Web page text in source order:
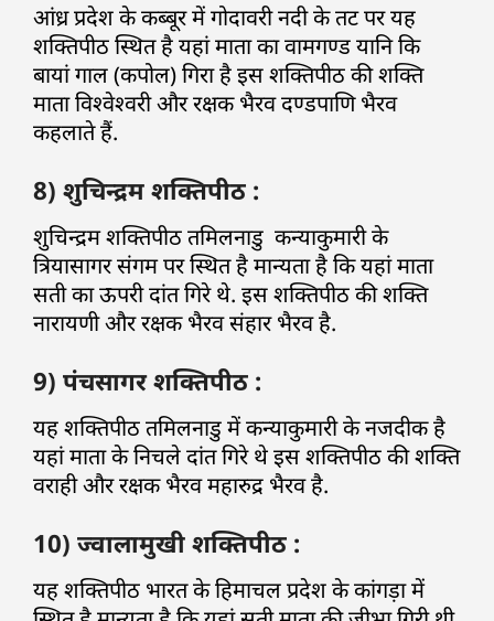
आंध्र प्रदेश के कब्बूर में गोदावरी नदी के तट पर यह
शक्तिपीठ स्थित है यहां माता का वामगण्ड यानि कि
बायां गाल (कपोल) गिरा है इस शक्तिपीठ की शक्ति
माता विश्वेश्वरी और रक्षक भैरव दण्डपाणि भैरव
कहलाते हैं.
8) शुचिन्द्रम शक्तिपीठ :
शुचिन्द्रम शक्तिपीठ तमिलनाडु कन्याकुमारी के
त्रियासागर संगम पर स्थित है मान्यता है कि यहां माता
सती का ऊपरी दांत गिरे थे. इस शक्तिपीठ की शक्ति
नारायणी और रक्षक भैरव संहार भैरव है.
9) पंचसागर शक्तिपीठ :
यह शक्तिपीठ तमिलनाडु में कन्याकुमारी के नजदीक है
यहां माता के निचले दांत गिरे थे इस शक्तिपीठ की शक्ति
वराही और रक्षक भैरव महारुद्र भैरव है.
10) ज्वालामुखी शक्तिपीठ :
यह शक्तिपीठ भारत के हिमाचल प्रदेश के कांगड़ा में